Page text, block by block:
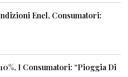
Enel, Consumatori:
I Consumatori: “Pioggia Di